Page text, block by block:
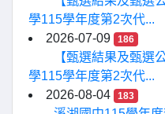
學115學年度第2次代...
2026-07-09
186
【甄選結果及甄選
學115學年度第2次代...
2026-08-04
183